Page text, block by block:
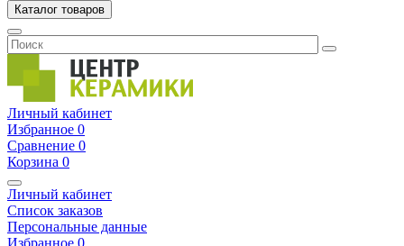
Каталог товаров
Личный кабинет
Избранное 0
Сравнение 0
Корзина 0
Личный кабинет
Список заказов
Персональные данные
Избранное 0